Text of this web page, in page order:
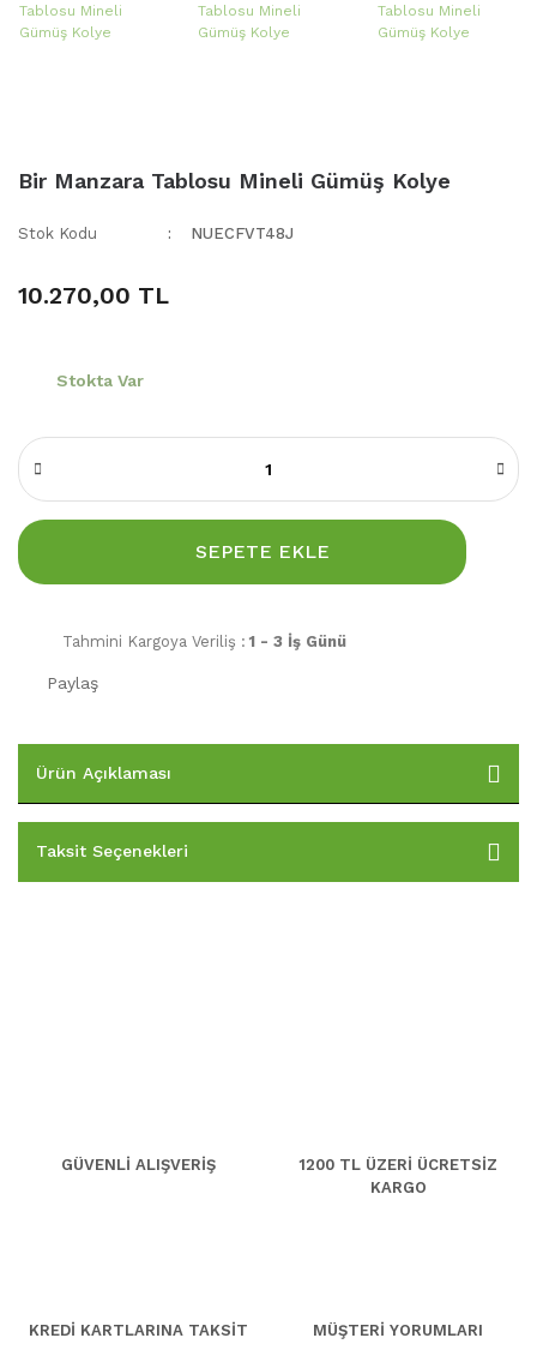
Bir Manzara Tablosu Mineli Gümüş Kolye
Stok Kodu NUECFVT48J
10.270,00 TL
Stokta Var
SEPETE EKLE
Tahmini Kargoya Veriliş : 1 - 3 İş Günü
Paylaş
Ürün Açıklaması
Taksit Seçenekleri
GÜVENLİ ALIŞVERİŞ
1200 TL ÜZERİ ÜCRETSİZ
KARGO
KREDİ KARTLARINA TAKSİT MÜŞTERİ YORUMLARI